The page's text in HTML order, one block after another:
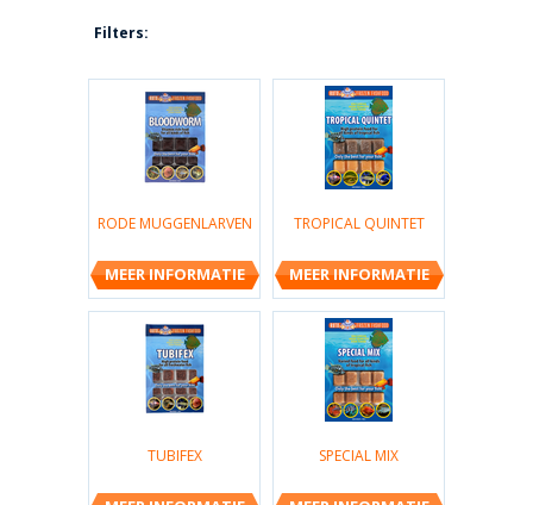
Filters:
RODE MUGGENLARVEN
MEER INFORMATIE
TROPICAL QUINTET
MEER INFORMATIE
TUBIFEX SPECIAL MIX